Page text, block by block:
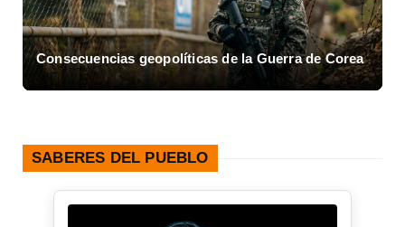
geopolíticas de la Guerra de Corea Asalto al
SABERES DEL PUEBLO